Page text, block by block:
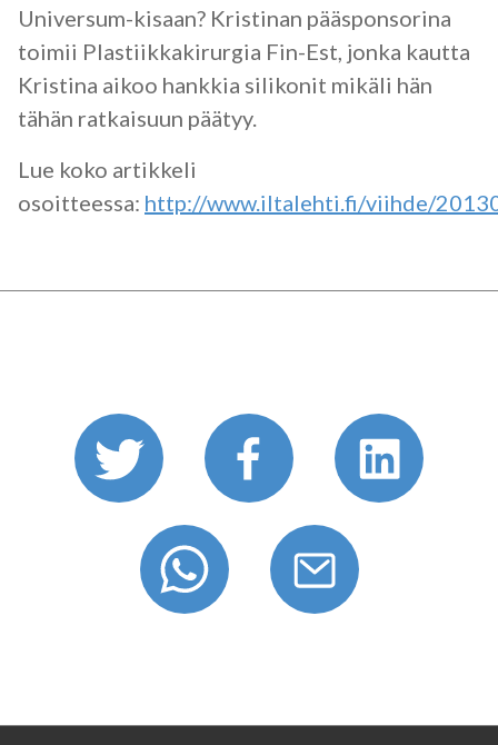
Universum-kisaan? Kristinan pääsponsorina
toimii Plastiikkakirurgia Fin-Est, jonka kautta
Kristina aikoo hankkia silikonit mikäli hän
tähän ratkaisuun päätyy.
Lue koko artikkeli
osoitteessa: http://www.iltalehti.fi/viihde/